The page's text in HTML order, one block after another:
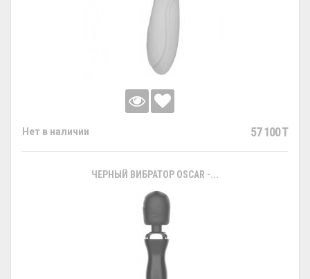
Нет в наличии 57 100 T
ЧЕРНЫЙ ВИБРАТОР OSCAR -...